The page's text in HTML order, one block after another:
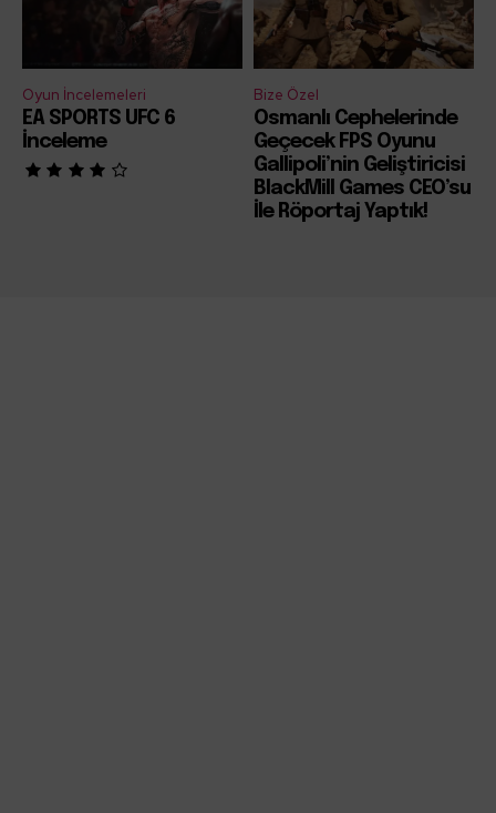
Oyun İncelemeleri
EA SPORTS UFC 6
İnceleme
Bize Özel
Osmanlı Cephelerinde
Geçecek FPS Oyunu
Gallipoli’nin Geliştiricisi
BlackMill Games CEO’su
İle Röportaj Yaptık!